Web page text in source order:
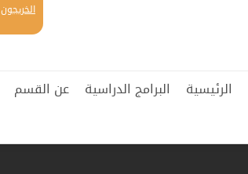
الخريجون
الرئيسية البرامج الدراسية
عن القسم